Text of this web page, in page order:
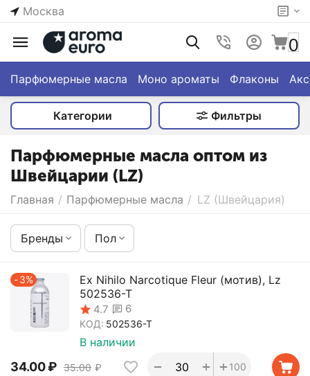
Москва
0
Парфюмерные масла Моно ароматы Флаконы
Категории Фильтры
Парфюмерные масла оптом из
Швейцарии (LZ)
Главная / Парфюмерные масла / LZ (Швейцария)
Бренды Пол
3%
Ex Nihilo Narcotique Fleur (мотив), Lz
502536-T
4.7 6
КОД: 502536-T
В наличии
35.00 ₽
34.00₽ + 100
+
−